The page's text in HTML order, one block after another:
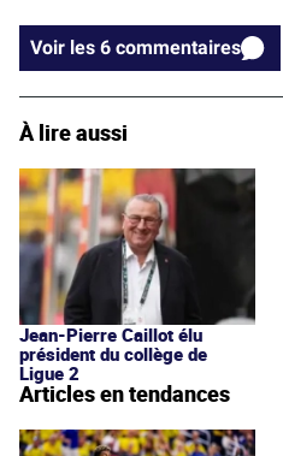
Voir les 6 commentaires
À lire aussi
Jean-Pierre Caillot élu
président du collège de
Ligue 2
Articles en tendances